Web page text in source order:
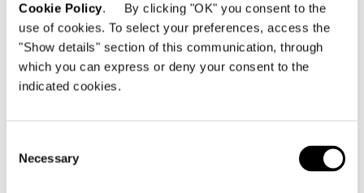
Cookie Policy. By clicking "OK" you consent to the
use of cookies. To select your preferences, access the
"Show details" section of this communication, through
which you can express or deny your consent to the
indicated cookies.
Selection
Necessary
SOFA CM 320